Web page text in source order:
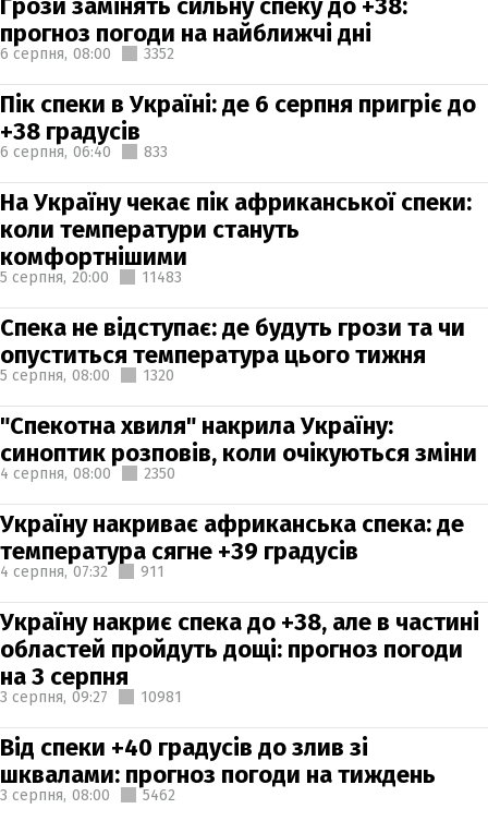
прогноз погоди на найближчі дні
6 серпня, 08:00 3352
Пік спеки в Україні: де 6 серпня пригріє до
+38 градусів
6 серпня, 06:40 833
На Україну чекає пік африканської спеки:
коли температури стануть
комфортнішими
5 серпня, 20:00 11483
Спека не відступає: де будуть грози та чи
опуститься температура цього тижня
5 серпня, 08:00 1320
"Спекотна хвиля" накрила Україну:
синоптик розповів, коли очікуються зміни
4 серпня, 08:00 2350
Україну накриває африканська спека: де
температура сягне +39 градусів
4 серпня, 07:32 911
Україну накриє спека до +38, але в частині
областей пройдуть дощі: прогноз погоди
на 3 серпня
3 серпня, 09:27 10981
Від спеки +40 градусів до злив зі
шквалами: прогноз погоди на тиждень
3 серпня, 08:00 5462